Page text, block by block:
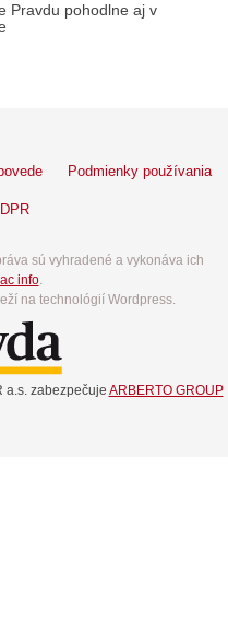
Pravdu pohodlne aj v
Podmienky používania
sú vyhradené a vykonáva ich
info.
na technológií Wordpress.
a.s. zabezpečuje ARBERTO GROUP